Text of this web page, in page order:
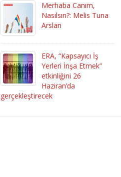
Merhaba Canım,
Nasılsın?: Melis Tuna
Arslan
ERA, “Kapsayıcı İş
Yerleri İnşa Etmek”
etkinliğini 26
Haziran’da
gerçekleştirecek